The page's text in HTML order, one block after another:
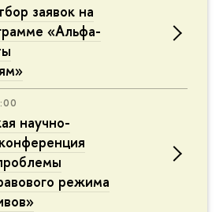
заявок на
«Альфа-
научно-
режима